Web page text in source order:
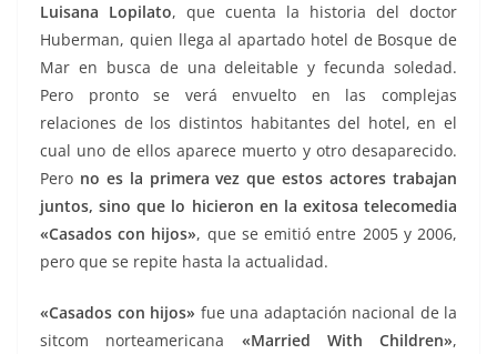
Luisana Lopilato, que cuenta la historia del doctor
Huberman, quien llega al apartado hotel de Bosque de
Mar en busca de una deleitable y fecunda soledad.
Pero pronto se verá envuelto en las complejas
relaciones de los distintos habitantes del hotel, en el
cual uno de ellos aparece muerto y otro desaparecido.
Pero no es la primera vez que estos actores trabajan
juntos, sino que lo hicieron en la exitosa telecomedia
«Casados con hijos», que se emitió entre 2005 y 2006,
pero que se repite hasta la actualidad.
«Casados con hijos» fue una adaptación nacional de la
sitcom norteamericana «Married With Children»,